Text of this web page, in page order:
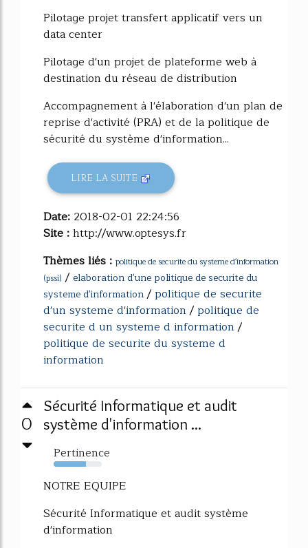
Pilotage projet transfert applicatif vers un
data center
Pilotage d'un projet de plateforme web à
destination du réseau de distribution
Accompagnement à l'élaboration d'un plan de
reprise d'activité (PRA) et de la politique de
sécurité du système d'information...
LIRE LA SUITE
Date: 2018-02-01 22:24:56
Site :http://www.optesys.fr
Thèmes liés : politique de securite du systeme d'information
(pssi) / elaboration d'une politique de securite du
systeme d'information/politique de securite
d'un systeme d'information/politique de
securite d un systeme d information/
politique de securite du systeme d
information
0
Sécurité Informatique et audit
système d'information ...
Pertinence
67%
NOTRE EQUIPE
Sécurité Informatique et audit système
d'information